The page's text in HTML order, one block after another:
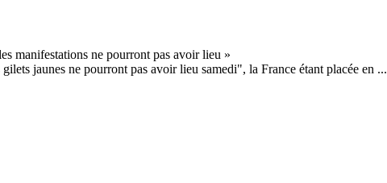
jaunes ne pourront pas avoir lieu samedi", la France étant placée en ...